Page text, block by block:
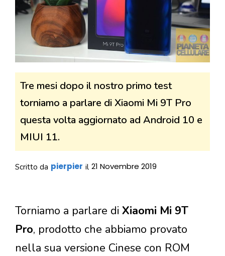
Tre mesi dopo il nostro primo test
torniamo a parlare di Xiaomi Mi 9T Pro
questa volta aggiornato ad Android 10 e
MIUI 11.
Scritto da pierpier il 21 Novembre 2019
Torniamo a parlare di Xiaomi Mi 9T
Pro, prodotto che abbiamo provato
nella sua versione Cinese con ROM